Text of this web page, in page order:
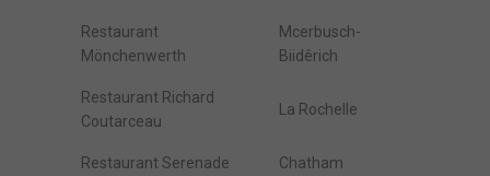
Restaurant
Mönchenwerth
Mcerbusch-
Biidêrich
Restaurant Richard
Coutarceau
La Rochelle
Restaurant Serenade Chatham